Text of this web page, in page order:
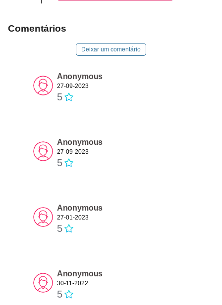
Comentários
Deixar um comentário
Anonymous
27-09-2023
5
Anonymous
27-09-2023
5
Anonymous
27-01-2023
5
Anonymous
30-11-2022
5